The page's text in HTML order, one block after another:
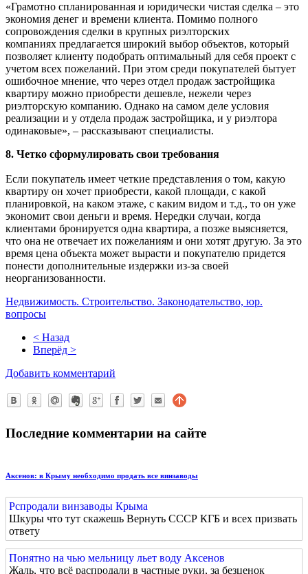
«Грамотно спланированная и юридически чистая сделка – это
экономия денег и времени клиента. Помимо полного
сопровождения сделки в крупных риэлторских
компаниях предлагается широкий выбор объектов, который
позволяет клиенту подобрать оптимальный для себя проект с
учетом всех пожеланий. При этом среди покупателей бытует
ошибочное мнение, что через отдел продаж застройщика
квартиру можно приобрести дешевле, нежели через
риэлторскую компанию. Однако на самом деле условия
реализации и у отдела продаж застройщика, и у риэлтора
одинаковые», – рассказывают специалисты.
8. Четко сформулировать свои требования
Если покупатель имеет четкие представления о том, какую
квартиру он хочет приобрести, какой площади, с какой
планировкой, на каком этаже, с каким видом и т.д., то он уже
экономит свои деньги и время. Нередки случаи, когда
клиентами бронируется одна квартира, а позже выясняется,
что она не отвечает их пожеланиям и они хотят другую. За это
время цена объекта может вырасти и покупателю придется
понести дополнительные издержки из-за своей
неорганизованности.
Недвижимость. Строительство. Законодательство, юр.
вопросы
< Назад
Вперёд >
Добавить комментарий
Последние комментарии на сайте
Аксенов: в Крыму необходимо продать все винзаводы
Рспродали винзаводы Крыма
Шкуры что тут скажешь Вернуть СССР КГБ и всех призвать
ответу
Понятно на чью мельницу льет воду Аксенов
Жаль, что всё распродали в частные руки, за безценок